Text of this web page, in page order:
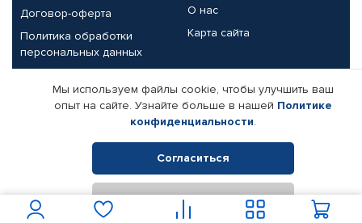
Договор-оферта
Политика обработки
персональных данных
О нас
Карта сайта
Партнерам
Корпоративным клиентам
Поставщикам
Реквизиты компании
© КАМАЗ ЦЕНТР ДОНЕЦК, 2015-2026. Все права защищены.
Интернет-магазин автомобильных товаров Автопрофи.
Мы используем файлы cookie, чтобы улучшить ваш
опыт на сайте. Узнайте больше в нашей Политике
конфиденциальности.
Согласиться
Отклонить